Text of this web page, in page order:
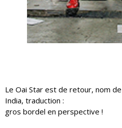
Le Oai Star est de retour, nom
India, traduction :
gros bordel en perspective !